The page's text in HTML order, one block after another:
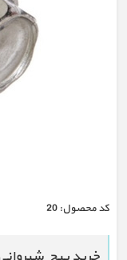
كد محصول: 20